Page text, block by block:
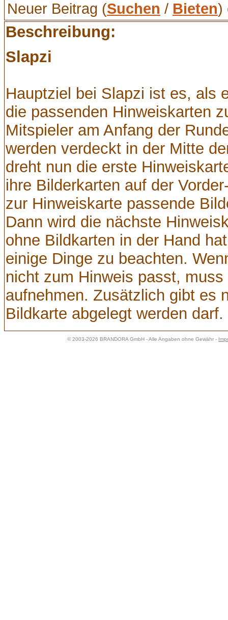
Neuer Beitrag (Suchen / Bieten)
Beschreibung:
Slapzi
Hauptziel bei Slapzi ist es, als
die passenden Hinweiskarten
Mitspieler am Anfang der
werden verdeckt in der Mitte
dreht nun die erste
ihre Bilderkarten auf der
zur Hinweiskarte passende
Dann wird die nächste
ohne Bildkarten in der Hand
einige Dinge zu beachten.
nicht zum Hinweis passt,
aufnehmen. Zusätzlich gibt es
Bildkarte abgelegt werden darf.
© 2003-2026 BRANDORA GmbH - Alle Angaben ohne Gewähr -